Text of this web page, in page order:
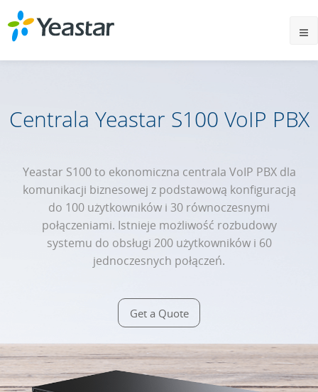
Centrala Yeastar S100 VoIP PBX
Yeastar S100 to ekonomiczna centrala VoIP PBX dla
komunikacji biznesowej z podstawową konfiguracją
do 100 użytkowników i 30 równoczesnymi
połączeniami. Istnieje możliwość rozbudowy
systemu do obsługi 200 użytkowników i 60
jednoczesnych połączeń.
Get a Quote